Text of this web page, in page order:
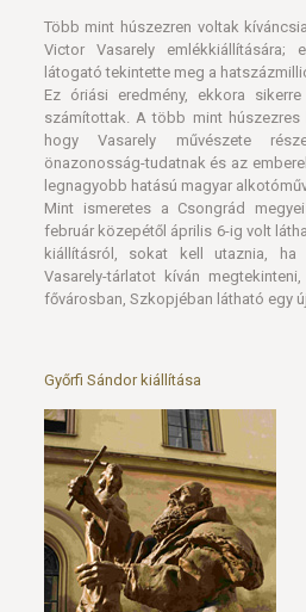
Több mint húszezren voltak
Victor Vasarely emlékkiállítására;
látogató tekintette meg a
Ez óriási eredmény, ekkora
számítottak. A több mint
hogy Vasarely művészete
önazonosság-tudatnak és az
legnagyobb hatású magyar
Mint ismeretes a Csongrád
február közepétől április 6-ig volt
kiállításról, sokat kell utaznia, ha
Vasarely-tárlatot kíván
fővárosban, Szkopjéban látható egy
Győrfi Sándor kiállítása